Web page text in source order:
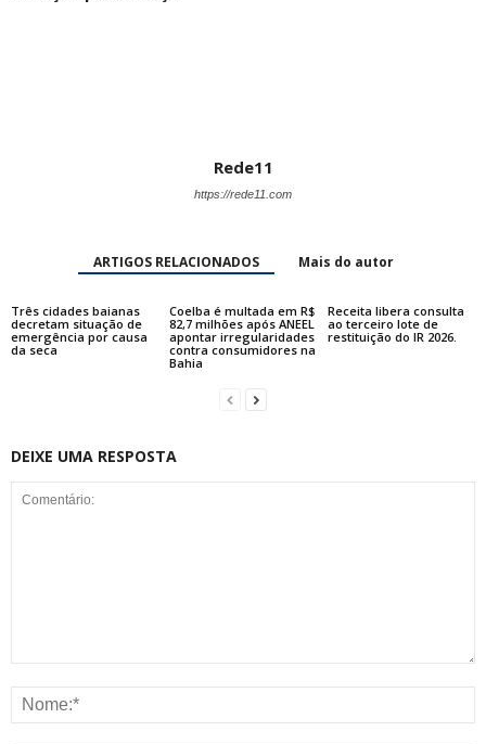
Rede11
https://rede11.com
ARTIGOS RELACIONADOS Mais do autor
Três cidades baianas
decretam situação de
emergência por causa
da seca
Coelba é multada em R$
82,7 milhões após ANEEL
apontar irregularidades
contra consumidores na
Bahia
Receita libera consulta
ao terceiro lote de
restituição do IR 2026.
DEIXE UMA RESPOSTA